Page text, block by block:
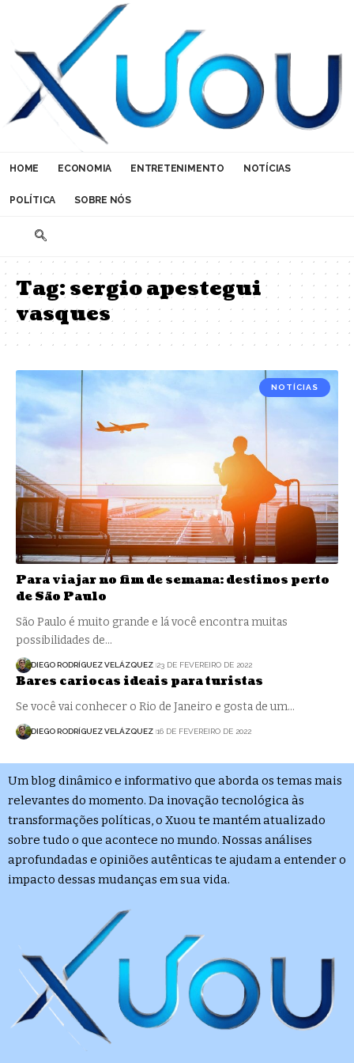
HOME ECONOMIA ENTRETENIMENTO NOTÍCIAS
POLÍTICA SOBRE NÓS
Tag:sergio apestegui
vasques
NOTÍCIAS
Para viajar no fim de semana: destinos perto
de São Paulo
São Paulo é muito grande e lá você encontra muitas
possibilidades de…
DIEGO RODRÍGUEZ VELÁZQUEZ 23 DE FEVEREIRO DE 2022
Bares cariocas ideais para turistas
Se você vai conhecer o Rio de Janeiro e gosta de um…
DIEGO RODRÍGUEZ VELÁZQUEZ 16 DE FEVEREIRO DE 2022
Um blog dinâmico e informativo que aborda os temas mais
relevantes do momento. Da inovação tecnológica às
transformações políticas, o Xuou te mantém atualizado
sobre tudo o que acontece no mundo. Nossas análises
aprofundadas e opiniões autênticas te ajudam a entender o
impacto dessas mudanças em sua vida.